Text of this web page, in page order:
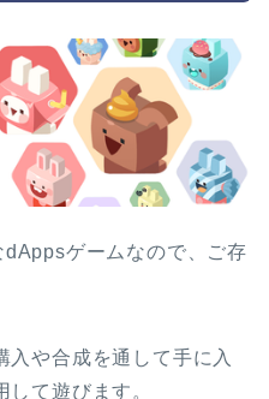
ゲームなので、ご存
入や合成を通して手に入
て遊びます。